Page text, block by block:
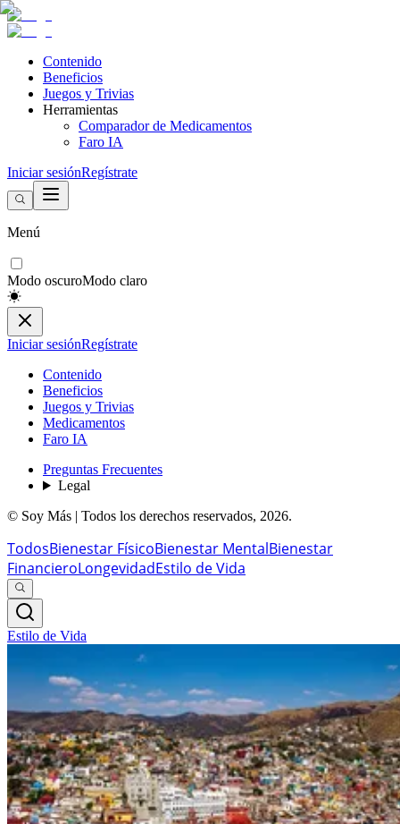
Contenido
Beneficios
Juegos y Trivias
Herramientas
Comparador de Medicamentos
Faro IA
Iniciar sesiónRegístrate
Menú
Modo oscuroModo claro
Iniciar sesiónRegístrate
Contenido
Beneficios
Juegos y Trivias
Medicamentos
Faro IA
Preguntas Frecuentes
Legal
© Soy Más | Todos los derechos reservados, 2026.
TodosBienestar FísicoBienestar MentalBienestar
FinancieroLongevidadEstilo de Vida
Estilo de Vida